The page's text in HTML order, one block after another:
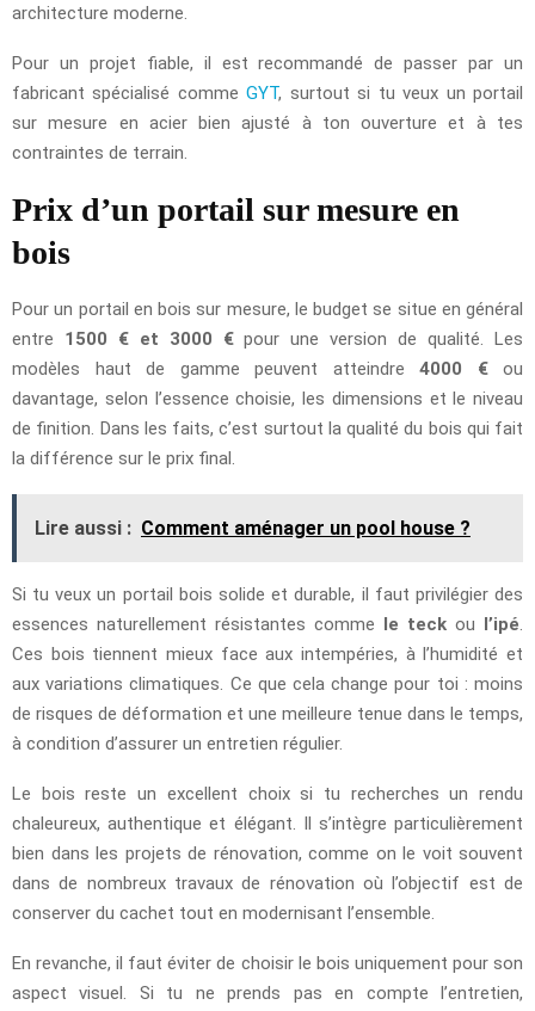
architecture moderne.
Pour un projet fiable, il est recommandé de passer par un
fabricant spécialisé commeGYT, surtout si tu veux un portail
sur mesure en acier bien ajusté à ton ouverture et à tes
contraintes de terrain.
Prix d’un portail sur mesure en
bois
Pour un portail en bois sur mesure, le budget se situe en général
entre 1500 € et 3000 €pour une version de qualité. Les
modèles haut de gamme peuvent atteindre 4000 €ou
davantage, selon l’essence choisie, les dimensions et le niveau
de finition. Dans les faits, c’est surtout la qualité du bois qui fait
la différence sur le prix final.
Lire aussi : Comment aménager un pool house ?
Si tu veux un portail bois solide et durable, il faut privilégier des
essences naturellement résistantes comme le teck ou l’ipé.
Ces bois tiennent mieux face aux intempéries, à l’humidité et
aux variations climatiques. Ce que cela change pour toi : moins
de risques de déformation et une meilleure tenue dans le temps,
à condition d’assurer un entretien régulier.
Le bois reste un excellent choix si tu recherches un rendu
chaleureux, authentique et élégant. Il s’intègre particulièrement
bien dans les projets de rénovation, comme on le voit souvent
dans de nombreux travaux de rénovation où l’objectif est de
conserver du cachet tout en modernisant l’ensemble.
En revanche, il faut éviter de choisir le bois uniquement pour son
aspect visuel. Si tu ne prends pas en compte l’entretien,